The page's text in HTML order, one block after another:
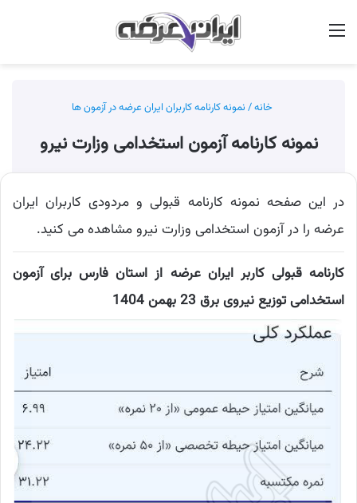
خانه/ نمونه کارنامه کاربران ایران عرضه در آزمون ها
نمونه کارنامه آزمون استخدامی وزارت نیرو
در این صفحه نمونه کارنامه قبولی و مردودی کاربران ایران
عرضه را در آزمون استخدامی وزارت نیرو مشاهده می کنید.
کارنامه قبولی کاربر ایران عرضه از استان فارس برای آزمون
استخدامی توزیع نیروی برق 23 بهمن 1404